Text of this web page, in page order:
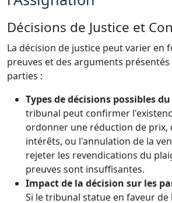
Décisions de Justice et
La décision de justice peut varier en
preuves et des arguments
parties :
Types de décisions possibles
tribunal peut confirmer
ordonner une réduction de prix,
intérêts, ou l'annulation de la
rejeter les revendications du
preuves sont insuffisantes.
Impact de la décision sur les
Si le tribunal statue en faveur de